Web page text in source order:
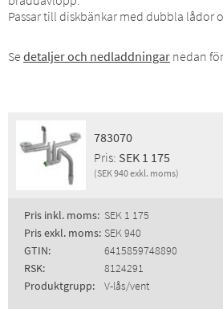
Passar till diskbänkar med dubbla lådor
Se detaljer och nedladdningar nedan
783070
Pris: SEK 1 175
(SEK 940 exkl. moms)
Pris inkl. moms: SEK 1 175
Pris exkl. moms: SEK 940
GTIN:
6415859748890
RSK:
8124291
Produktgrupp:
V-lås/vent